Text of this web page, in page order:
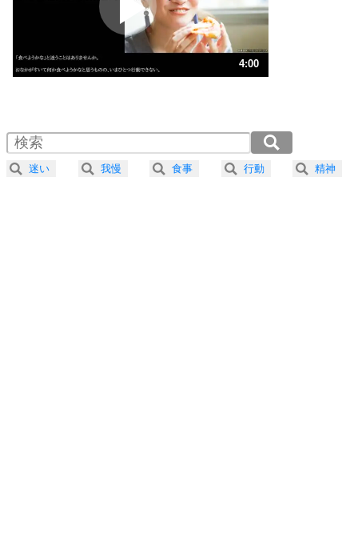
ポジティブ思考になる30の方法
ストレス対策
人生、なんとかなるもの。
気楽に生きる30の方法
4 器の大きい人は、怒りを優しさで表現する。
プラス思考
4:00
2.0倍速 （471KB 2分0秒）
2.5倍速 （377KB 1分36秒）
3.0倍速 （315KB 1分20秒）
迷い 我慢 食事 行動 精神